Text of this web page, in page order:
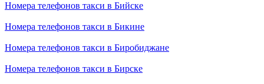
Номера телефонов такси в Бийске
Номера телефонов такси в Бикине
Номера телефонов такси в Биробиджане
Номера телефонов такси в Бирске